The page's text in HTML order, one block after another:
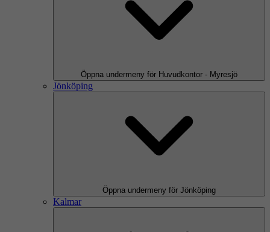
Öppna undermeny för Huvudkontor - Myresjö
Jönköping
Öppna undermeny för Jönköping
Kalmar